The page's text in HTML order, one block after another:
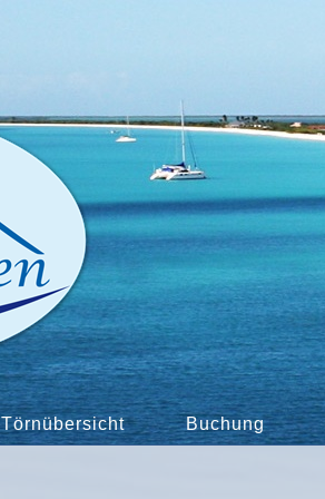
Törnübersicht Buchung